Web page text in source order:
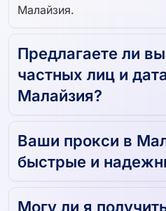
Малайзия.
Предлагаете ли
частных лиц и
Малайзия?
Ваши прокси в
быстрые и
Могу ли я